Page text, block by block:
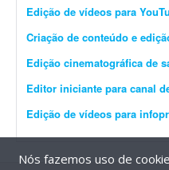
Edição de vídeos para
Edição de vídeos para
Nós fazemos uso de